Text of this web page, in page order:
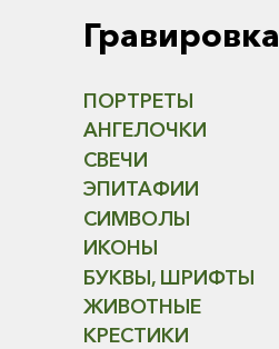
Гравировка
ПОРТРЕТЫ
АНГЕЛОЧКИ
СВЕЧИ
ЭПИТАФИИ
СИМВОЛЫ
ИКОНЫ
БУКВЫ, ШРИФТЫ
ЖИВОТНЫЕ
КРЕСТИКИ